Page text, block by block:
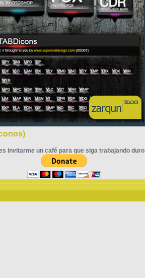
invitarme un café para que siga trabajando duro